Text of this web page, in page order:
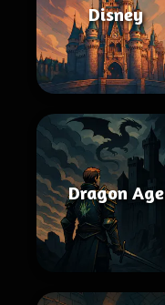
Disney
Dragon Age